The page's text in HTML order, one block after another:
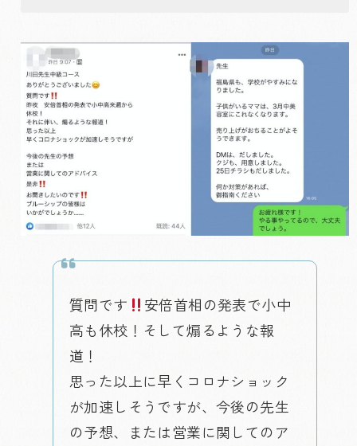
質問です
安倍首相の発表で小中
高も休校！そして煽るような報
道！
思った以上に早くコロナショック
が加速しそうですが、今後の先生
の予想、または営業に関してのア